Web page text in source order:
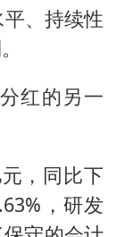
、持续性
红的另一
，同比下
，研发